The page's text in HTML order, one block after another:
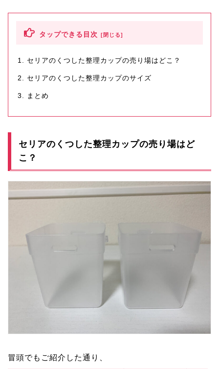
タップできる目次
セリアのくつした整理カップの売り場はどこ？
セリアのくつした整理カップのサイズ
まとめ
セリアのくつした整理カップの売り場はど
こ？
冒頭でもご紹介した通り、